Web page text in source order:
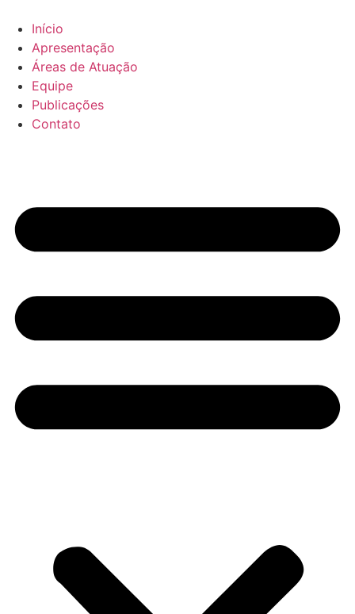
para
conteúdo
Início
Apresentação
Áreas de Atuação
Equipe
Publicações
Contato